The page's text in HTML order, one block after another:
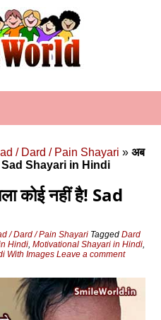
/ Dard / Pain Shayari »अब
Sad Shayari in Hindi
कोई नहीं है! Sad
/ Dard / Pain Shayari TaggedDard
Hindi,Motivational Shayari in Hindi,
With Images Leave a comment